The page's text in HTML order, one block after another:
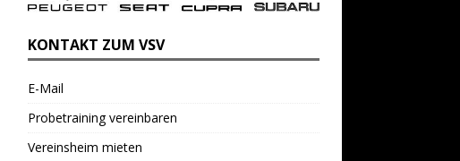
KONTAKT ZUM VSV
E-Mail
Probetraining vereinbaren
Vereinsheim mieten